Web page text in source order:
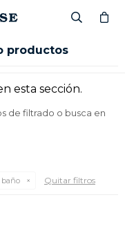
productos
esta sección.
de filtrado o busca en
baño Quitar filtros